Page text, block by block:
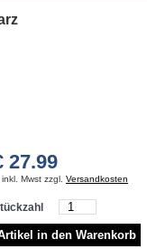
27.99
inkl. Mwst zzgl. Versandkosten